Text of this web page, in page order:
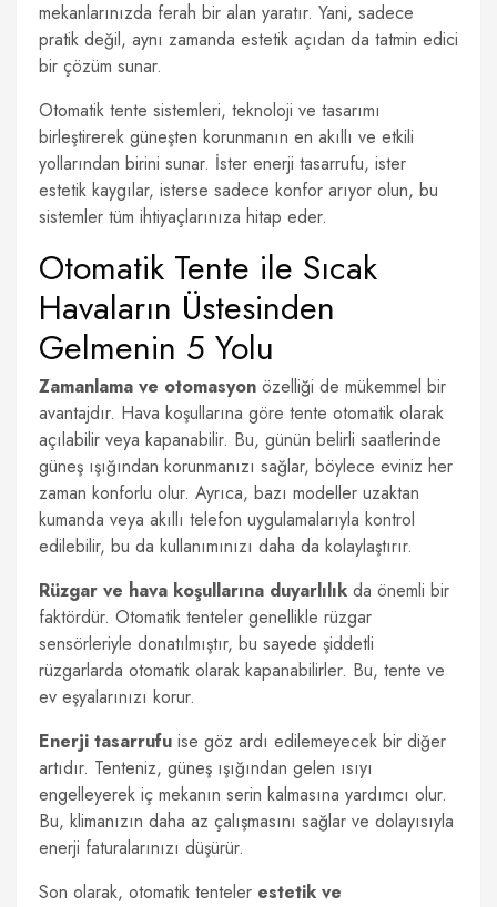
mekanlarınızda ferah bir alan yaratır. Yani, sadece
pratik değil, aynı zamanda estetik açıdan da tatmin edici
bir çözüm sunar.
Otomatik tente sistemleri, teknoloji ve tasarımı
birleştirerek güneşten korunmanın en akıllı ve etkili
yollarından birini sunar. İster enerji tasarrufu, ister
estetik kaygılar, isterse sadece konfor arıyor olun, bu
sistemler tüm ihtiyaçlarınıza hitap eder.
Otomatik Tente ile Sıcak
Havaların Üstesinden
Gelmenin 5 Yolu
Zamanlama ve otomasyon özelliği de mükemmel bir
avantajdır. Hava koşullarına göre tente otomatik olarak
açılabilir veya kapanabilir. Bu, günün belirli saatlerinde
güneş ışığından korunmanızı sağlar, böylece eviniz her
zaman konforlu olur. Ayrıca, bazı modeller uzaktan
kumanda veya akıllı telefon uygulamalarıyla kontrol
edilebilir, bu da kullanımınızı daha da kolaylaştırır.
Rüzgar ve hava koşullarına duyarlılık da önemli bir
faktördür. Otomatik tenteler genellikle rüzgar
sensörleriyle donatılmıştır, bu sayede şiddetli
rüzgarlarda otomatik olarak kapanabilirler. Bu, tente ve
ev eşyalarınızı korur.
Enerji tasarrufu ise göz ardı edilemeyecek bir diğer
artıdır. Tenteniz, güneş ışığından gelen ısıyı
engelleyerek iç mekanın serin kalmasına yardımcı olur.
Bu, klimanızın daha az çalışmasını sağlar ve dolayısıyla
enerji faturalarınızı düşürür.
Son olarak, otomatik tenteler estetik ve